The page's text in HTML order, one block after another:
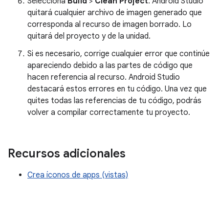
quitará cualquier archivo de imagen generado que
corresponda al recurso de imagen borrado. Lo
quitará del proyecto y de la unidad.
Si es necesario, corrige cualquier error que continúe
apareciendo debido a las partes de código que
hacen referencia al recurso. Android Studio
destacará estos errores en tu código. Una vez que
quites todas las referencias de tu código, podrás
volver a compilar correctamente tu proyecto.
Recursos adicionales
Crea íconos de apps (vistas)